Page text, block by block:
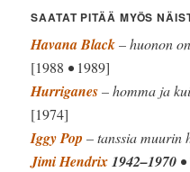
SAATAT PITÄÄ MYÖS
Havana Black– huonon
[1988 • 1989]
Hurriganes– homma ja
[1974]
Iggy Pop – tanssia muurin
Jimi Hendrix1942–1970